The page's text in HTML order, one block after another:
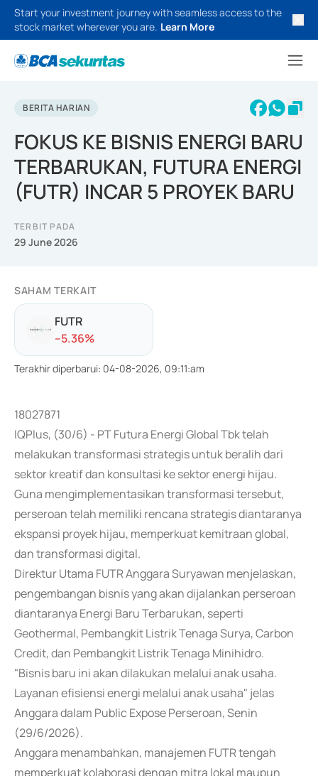
Start your investment journey with seamless access to the
stock market wherever you are. Learn More
BERITA HARIAN
FOKUS KE BISNIS ENERGI BARU
TERBARUKAN, FUTURA ENERGI
(FUTR) INCAR 5 PROYEK BARU
TERBIT PADA
29 June 2026
SAHAM TERKAIT
FUTR
--5.36%
Terakhir diperbarui: 04-08-2026, 09:11:am
18027871
IQPlus, (30/6) - PT Futura Energi Global Tbk telah
melakukan transformasi strategis untuk beralih dari
sektor kreatif dan konsultasi ke sektor energi hijau.
Guna mengimplementasikan transformasi tersebut,
perseroan telah memiliki rencana strategis diantaranya
ekspansi proyek hijau, memperkuat kemitraan global,
dan transformasi digital.
Direktur Utama FUTR Anggara Suryawan menjelaskan,
pengembangan bisnis yang akan dijalankan perseroan
diantaranya Energi Baru Terbarukan, seperti
Geothermal, Pembangkit Listrik Tenaga Surya, Carbon
Credit, dan Pembangkit Listrik Tenaga Minihidro.
"Bisnis baru ini akan dilakukan melalui anak usaha.
Layanan efisiensi energi melalui anak usaha" jelas
Anggara dalam Public Expose Perseroan, Senin
(29/6/2026).
Anggara menambahkan, manajemen FUTR tengah
memperkuat kolaborasi dengan mitra lokal maupun